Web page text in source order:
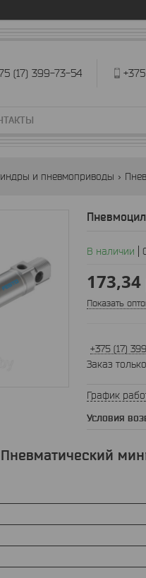
(17) 399-73-54
и пневмоприводы
В наличии
173,34
Показать
+375 (17)
Заказ
График
Пневматический